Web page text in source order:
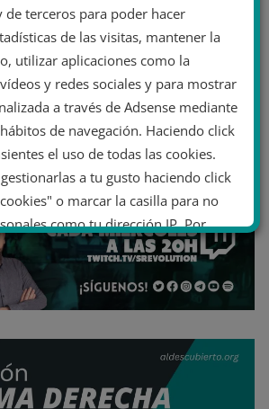
de terceros para poder hacer
de las visitas, mantener la
utilizar aplicaciones como la
y redes sociales y para mostrar
a través de Adsense mediante
de navegación. Haciendo click
el uso de todas las cookies.
a tu gusto haciendo click
o marcar la casilla para no
como tu dirección IP. Por
nuestra Política de cookies.
personal
Aceptar cookies
cookies Política de cookies